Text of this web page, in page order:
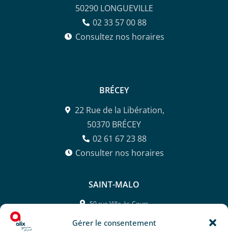
Gérer le consentement
50290 LONGUEVILLE
02 33 57 00 88
Consultez nos horaires
BRÉCEY
22 Rue de la Libération,
50370 BRÉCEY
02 61 67 23 88
Consulter nos horaires
SAINT-MALO
50 rue Ville-ès-Cours,